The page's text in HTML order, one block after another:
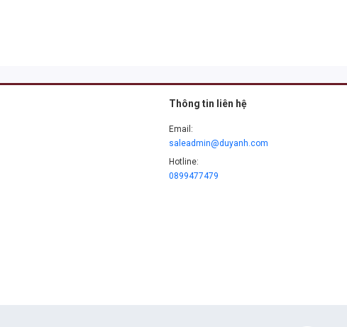
Thông tin liên hệ
Email:
saleadmin@duyanh.com
Hotline:
0899477479